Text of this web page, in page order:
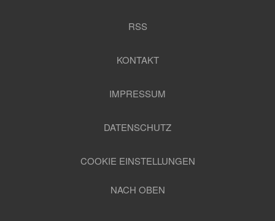
RSS
KONTAKT
IMPRESSUM
DATENSCHUTZ
COOKIE EINSTELLUNGEN
NACH OBEN